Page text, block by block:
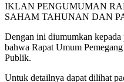
IKLAN PENGUMUMAN
SAHAM TAHUNAN DAN
Dengan ini diumumkan kepada
bahwa Rapat Umum
Publik.
Untuk detailnya dapat dilihat